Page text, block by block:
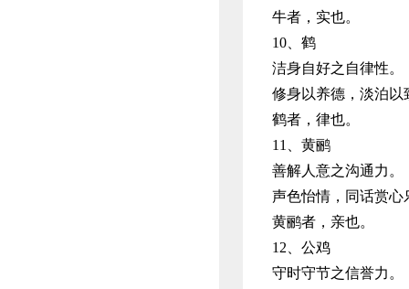
牛者，实也。
10、鹤
洁身自好之自律性。
修身以养德，淡泊以
鹤者，律也。
11、黄鹂
善解人意之沟通力。
声色怡情，同话赏心
黄鹂者，亲也。
12、公鸡
守时守节之信誉力。